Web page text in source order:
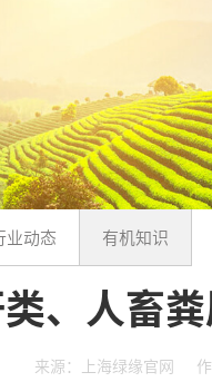
业动态 有机知识
、人畜
来源：上海绿缘官网